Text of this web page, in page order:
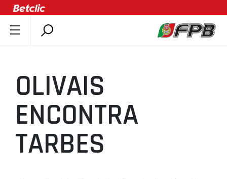
ÚLTIMAS
COMPETIÇÕES
ASSOCIAÇÕES
CLUBES
AGENTES
OLIVAIS
ENCONTRA
TARBES